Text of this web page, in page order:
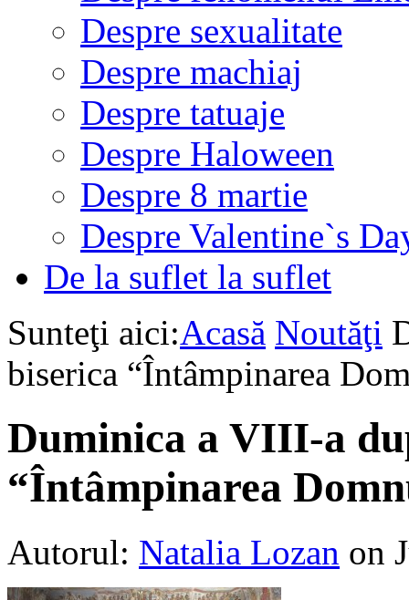
Despre sexualitate
Despre machiaj
Despre tatuaje
Despre Haloween
Despre 8 martie
Despre Valentine`s
De la suflet la suflet
Sunteţi aici:Acasă Noutăţi
biserica “Întâmpinarea
Duminica a VIII-a
“Întâmpinarea
Autorul: Natalia Lozan on